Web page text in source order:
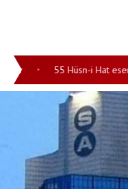
55 Hüsn-i Hat eseri